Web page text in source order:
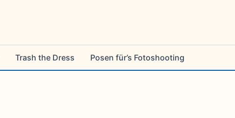
Trash the Dress Posen für’s Fotoshooting